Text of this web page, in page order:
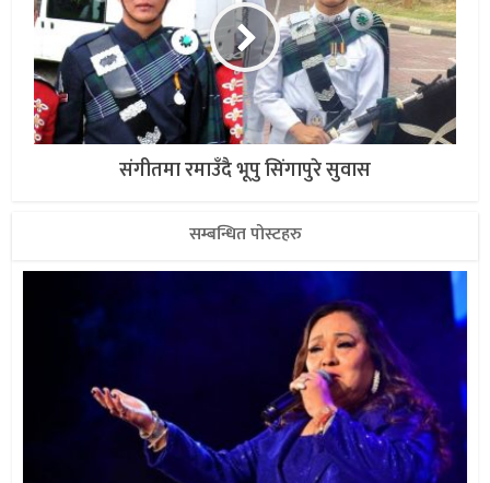
संगीतमा रमाउँदै भूपु सिंगापुरे सुवास
सम्बन्धित पोस्टहरु